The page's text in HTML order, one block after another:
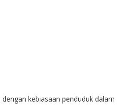
kebiasaan penduduk dalam